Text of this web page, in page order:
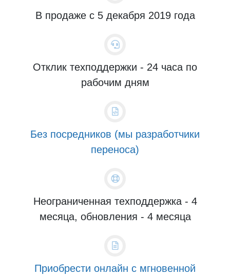
В продаже с 5 декабря 2019 года
Отклик техподдержки - 24 часа по
рабочим дням
Без посредников (мы разработчики
переноса)
Неограниченная техподдержка - 4
месяца, обновления - 4 месяца
Приобрести онлайн с мгновенной